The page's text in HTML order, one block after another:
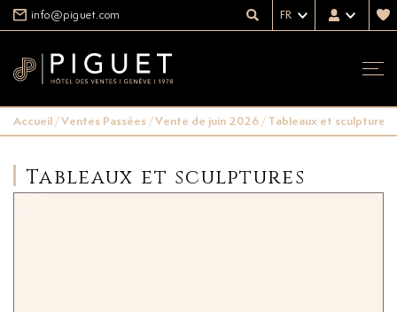
info@piguet.com FR
Accueil/Ventes Passées/Vente de juin 2026/Tableaux et sculptures
Tableaux et sculptures